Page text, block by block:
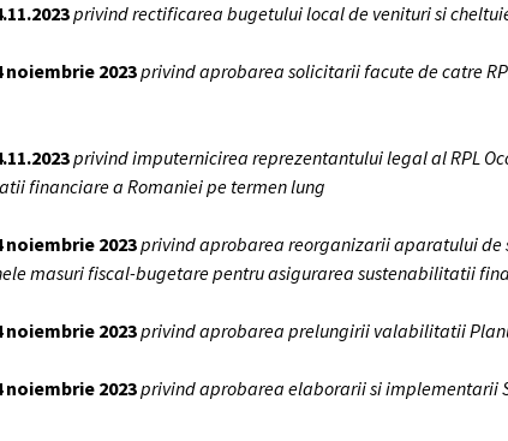
privind rectificarea bugetului local de venituri si
noiembrie 2023privind aprobarea solicitarii facute de catre
privind imputernicirea reprezentantului legal al RPL
financiare a Romaniei pe termen lung
noiembrie 2023privind aprobarea reorganizarii aparatului de
masuri fiscal-bugetare pentru asigurarea sustenabilitatii
noiembrie 2023privind aprobarea prelungirii valabilitatii
noiembrie 2023privind aprobarea elaborarii si implementarii